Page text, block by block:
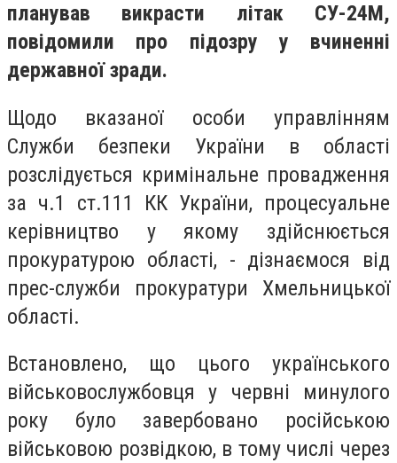
планував викрасти літак СУ-24М,
повідомили про підозру у вчиненні
державної зради.
Щодо вказаної особи управлінням
Служби безпеки України в області
розслідується кримінальне провадження
за ч.1 ст.111 КК України, процесуальне
керівництво у якому здійснюється
прокуратурою області, - дізнаємося від
прес-служби прокуратури Хмельницької
області.
Встановлено, що цього українського
військовослужбовця у червні минулого
року було завербовано російською
військовою розвідкою, в тому числі через